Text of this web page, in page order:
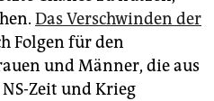
Das Verschwinden der
Folgen für den
und Männer, die aus
Zeit und Krieg